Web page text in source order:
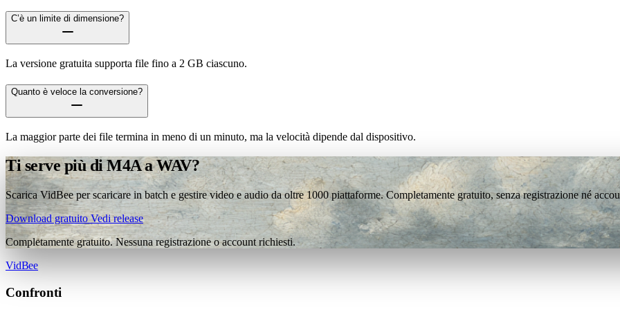
C’è un limite di dimensione?
La versione gratuita supporta file fino a 2 GB ciascuno.
Quanto è veloce la conversione?
La maggior parte dei file termina in meno di un minuto, ma la velocità dipende dal dispositivo.
Ti serve più di M4A a WAV?
Scarica VidBee per scaricare in batch e gestire video e audio da oltre 1000 piattaforme. Completamente gratuito, senza registrazione né
Download gratuitoVedi release
Completamente gratuito. Nessuna registrazione o account richiesti.
VidBee
Confronti